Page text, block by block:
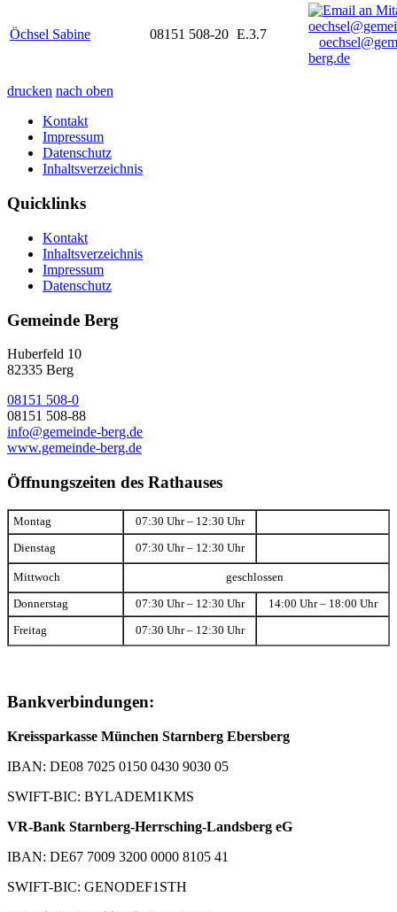
Öchsel Sabine 08151 508-20 E.3.7
berg.de
drucken nach oben
Kontakt
Impressum
Datenschutz
Inhaltsverzeichnis
Quicklinks
Kontakt
Inhaltsverzeichnis
Impressum
Datenschutz
Gemeinde Berg
Huberfeld 10
82335 Berg
08151 508-0
08151 508-88
info@gemeinde-berg.de
www.gemeinde-berg.de
Öffnungszeiten des Rathauses
Montag 07:30 Uhr – 12:30 Uhr
Dienstag 07:30 Uhr – 12:30 Uhr
Mittwoch geschlossen
Donnerstag 07:30 Uhr – 12:30 Uhr 14:00 Uhr – 18:00 Uhr
Freitag 07:30 Uhr – 12:30 Uhr
Bankverbindungen:
Kreissparkasse München Starnberg Ebersberg
IBAN: DE08 7025 0150 0430 9030 05
SWIFT-BIC: BYLADEM1KMS
VR-Bank Starnberg-Herrsching-Landsberg eG
IBAN: DE67 7009 3200 0000 8105 41
SWIFT-BIC: GENODEF1STH